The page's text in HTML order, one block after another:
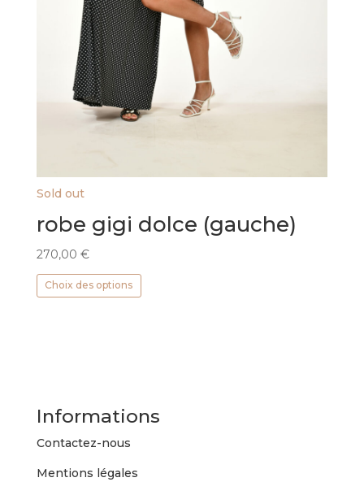
Sold out
robe gigi dolce (gauche)
270,00 €
Choix des options
Ce
être
Informations
Contactez-nous
Mentions légales